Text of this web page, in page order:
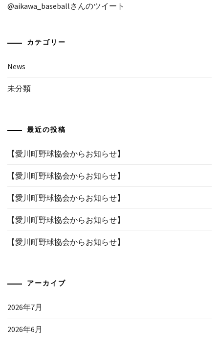
@aikawa_baseballさんのツイート
カテゴリー
News
未分類
最近の投稿
【愛川町野球協会からお知らせ】
【愛川町野球協会からお知らせ】
【愛川町野球協会からお知らせ】
【愛川町野球協会からお知らせ】
【愛川町野球協会からお知らせ】
アーカイブ
2026年7月
2026年6月